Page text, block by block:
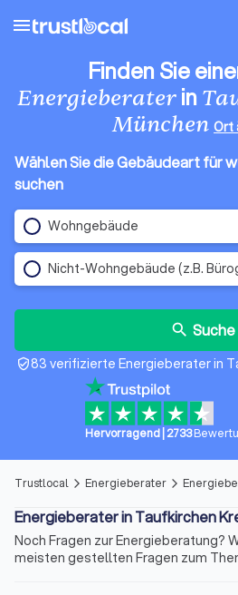
menu
Finden Sie
Energieberaterin
München Ort
Wählen Sie die Gebäudeart für
suchen
Wohngebäude
Nicht-Wohngebäude (z.B.
search Suche
verified_user83 verifizierte Energieberater in
Hervorragend| 2733
Trustlocal arrow_forward_ios Energieberater arrow_forward_ios
Energieberater in Taufkirchen
Noch Fragen zur Energieberatung?
meisten gestellten Fragen zum